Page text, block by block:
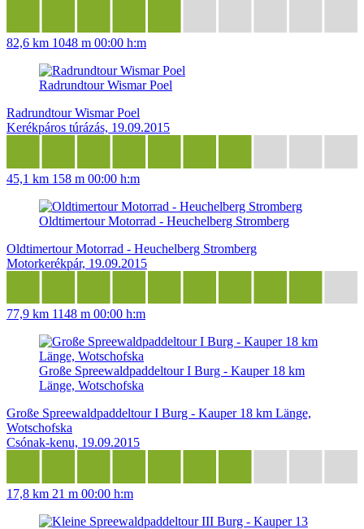
82,6 km 1048 m 00:00 h:m
Radrundtour Wismar Poel
Radrundtour Wismar Poel
Kerékpáros túrázás, 19.09.2015
45,1 km 158 m 00:00 h:m
Oldtimertour Motorrad - Heuchelberg Stromberg
Oldtimertour Motorrad - Heuchelberg Stromberg
Motorkerékpár, 19.09.2015
77,9 km 1148 m 00:00 h:m
Große Spreewaldpaddeltour I Burg - Kauper 18 km
Länge, Wotschofska
Große Spreewaldpaddeltour I Burg - Kauper 18 km Länge,
Wotschofska
Csónak-kenu, 19.09.2015
17,8 km 21 m 00:00 h:m